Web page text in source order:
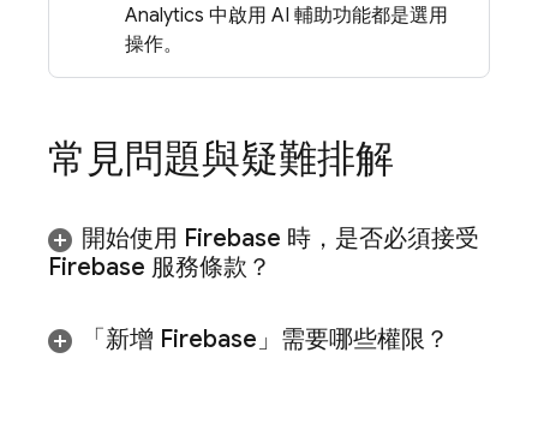
Analytics 中啟用 AI 輔助功能都是選用
操作。
常見問題與疑難排解
開始使用 Firebase 時，是否必須接受
Firebase 服務條款？
「新增 Firebase」需要哪些權限？